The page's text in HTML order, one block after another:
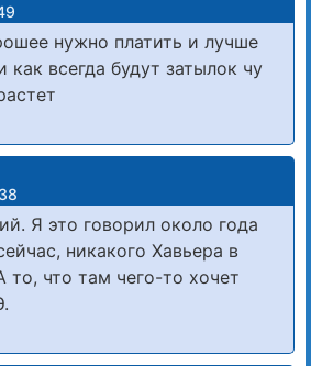
нужно платить и лучше
всегда будут затылок чу
Я это говорил около года
никакого Хавьера в
то, что там чего-то хочет